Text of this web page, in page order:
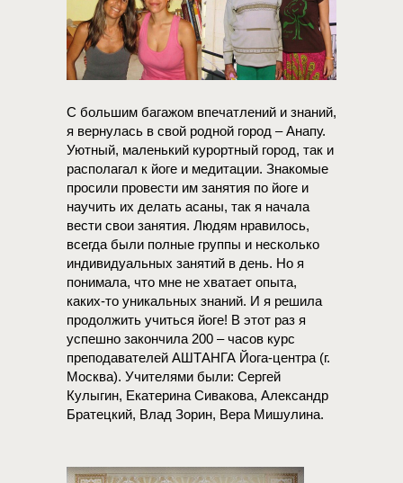
С большим багажом впечатлений и знаний,
я вернулась в свой родной город – Анапу.
Уютный, маленький курортный город, так и
располагал к йоге и медитации. Знакомые
просили провести им занятия по йоге и
научить их делать асаны, так я начала
вести свои занятия. Людям нравилось,
всегда были полные группы и несколько
индивидуальных занятий в день. Но я
понимала, что мне не хватает опыта,
каких-то уникальных знаний. И я решила
продолжить учиться йоге! В этот раз я
успешно закончила 200 – часов курс
преподавателей АШТАНГА Йога-центра (г.
Москва). Учителями были: Сергей
Кулыгин, Екатерина Сивакова, Александр
Братецкий, Влад Зорин, Вера Мишулина.